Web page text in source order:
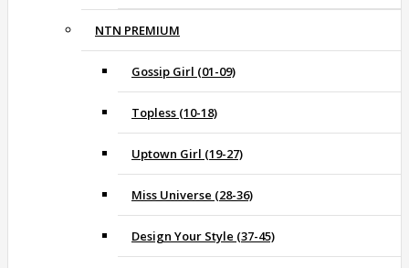
NTN PREMIUM
Gossip Girl (01-09)
Topless (10-18)
Uptown Girl (19-27)
Miss Universe (28-36)
Design Your Style (37-45)